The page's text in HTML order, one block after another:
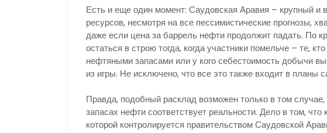
Есть и еще один момент: Саудовская Аравия – крупный и
ресурсов, несмотря на все пессимистические прогнозы,
даже если цена за баррель нефти продолжит падать. По
остаться в строю тогда, когда участники помельче – те,
нефтяными запасами или у кого себестоимость добычи
из игры. Не исключено, что все это также входит в планы
Правда, подобный расклад возможен только в том
запасах нефти соответствует реальности. Дело в том,
которой контролируется правительством Саудовской